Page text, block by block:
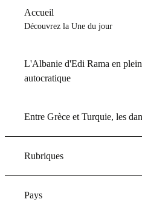
Accueil
Découvrez la Une du jour
L'Albanie d'Edi Rama en
autocratique
Entre Grèce et Turquie, les
Rubriques
Pays